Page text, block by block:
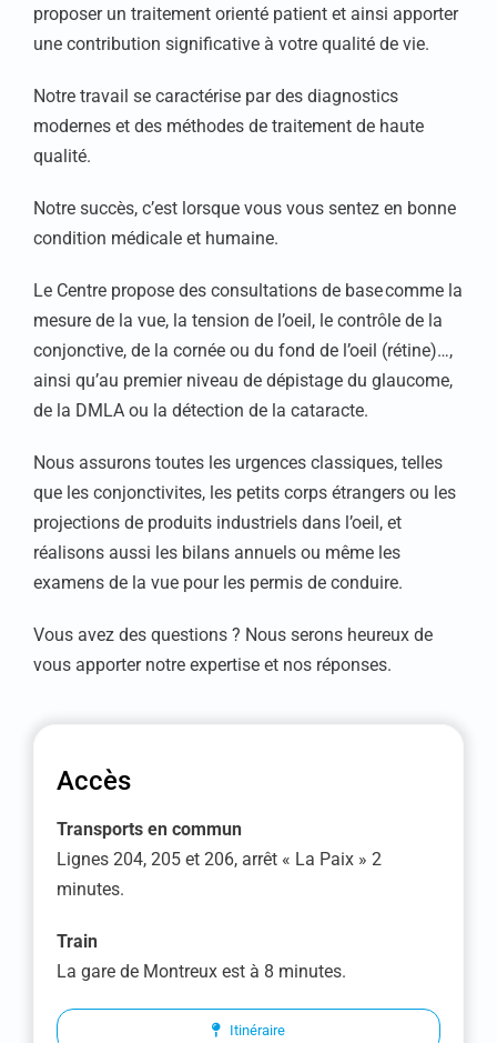
proposer un traitement orienté patient et ainsi apporter
une contribution significative à votre qualité de vie.
Notre travail se caractérise par des diagnostics
modernes et des méthodes de traitement de haute
qualité.
Notre succès, c’est lorsque vous vous sentez en bonne
condition médicale et humaine.
Le Centre propose des consultations de base comme la
mesure de la vue, la tension de l’oeil, le contrôle de la
conjonctive, de la cornée ou du fond de l’oeil (rétine)…,
ainsi qu’au premier niveau de dépistage du glaucome,
de la DMLA ou la détection de la cataracte.
Nous assurons toutes les urgences classiques, telles
que les conjonctivites, les petits corps étrangers ou les
projections de produits industriels dans l’oeil, et
réalisons aussi les bilans annuels ou même les
examens de la vue pour les permis de conduire.
Vous avez des questions ? Nous serons heureux de
vous apporter notre expertise et nos réponses.
Accès
Transports en commun
Lignes 204, 205 et 206, arrêt « La Paix » 2
minutes.
Train
La gare de Montreux est à 8 minutes.
Itinéraire